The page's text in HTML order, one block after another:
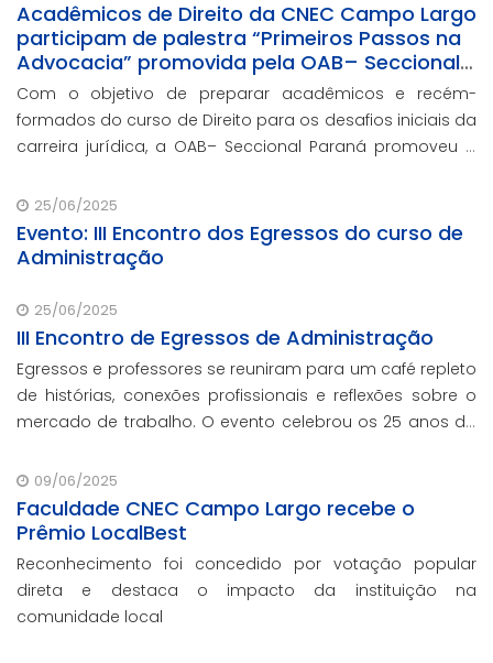
Acadêmicos de Direito da CNEC Campo Largo
participam de palestra “Primeiros Passos na
Advocacia” promovida pela OAB– Seccional
Paraná
Com o objetivo de preparar acadêmicos e recém-
formados do curso de Direito para os desafios iniciais da
carreira jurídica, a OAB– Seccional Paraná promoveu a
25/06/2025
Evento: III Encontro dos Egressos do curso de
Administração
25/06/2025
III Encontro de Egressos de Administração
Egressos e professores se reuniram para um café repleto
de histórias, conexões profissionais e reflexões sobre o
mercado de trabalho. O evento celebrou os 25 anos da
lançamento dos cursos semipresenciais pion
09/06/2025
Faculdade CNEC Campo Largo recebe o
Prêmio LocalBest
Reconhecimento foi concedido por votação popular
direta e destaca o impacto da instituição na
comunidade local